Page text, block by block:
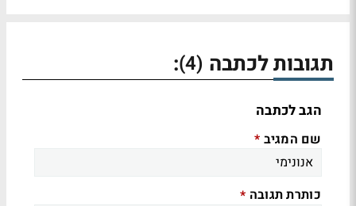
תגובות לכתבה (4)
:
הגב לכתבה
שם המגיב *
כותרת תגובה *